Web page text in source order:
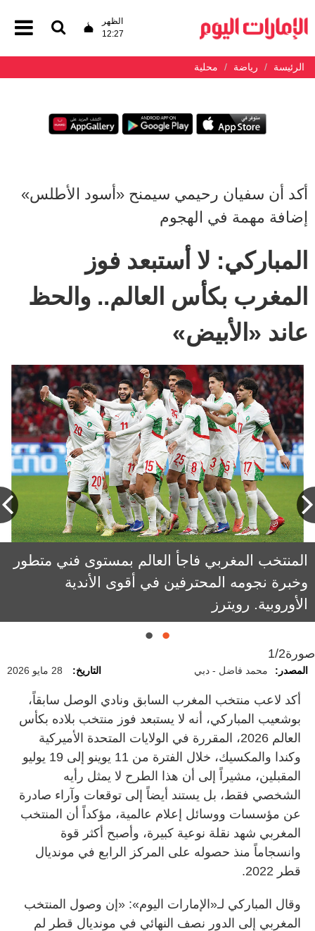
الظهر
12:27
الرئيسة رياضة محلية
أكد أن سفيان رحيمي سيمنح «أسود الأطلس»
إضافة مهمة في الهجوم
المباركي: لا أستبعد فوز
المغرب بكأس العالم.. والحظ
عاند «الأبيض»
المنتخب المغربي فاجأ العالم بمستوى فني متطور
وخبرة نجومه المحترفين في أقوى الأندية
الأوروبية. رويترز
بوشعيب المباركي: المنتخب الإماراتي يحتاج إلى
الاستقرار الفني، فالتغيير المستمر للمدربين يصنع
مشكلات عدة.
صورة1/2
المصدر: محمد فاضل - دبي التاريخ: 28 مايو 2026
أكد لاعب منتخب المغرب السابق ونادي الوصل سابقاً،
بوشعيب المباركي، أنه لا يستبعد فوز منتخب بلاده بكأس
العالم 2026، المقررة في الولايات المتحدة الأميركية
وكندا والمكسيك، خلال الفترة من 11 يوينو إلى 19 يوليو
المقبلين، مشيراً إلى أن هذا الطرح لا يمثل رأيه
الشخصي فقط، بل يستند أيضاً إلى توقعات وآراء صادرة
عن مؤسسات ووسائل إعلام عالمية، مؤكداً أن المنتخب
المغربي شهد نقلة نوعية كبيرة، وأصبح أكثر قوة
وانسجاماً منذ حصوله على المركز الرابع في مونديال
قطر 2022.
وقال المباركي لـ«الإمارات اليوم»: «إن وصول المنتخب
المغربي إلى الدور نصف النهائي في مونديال قطر لم